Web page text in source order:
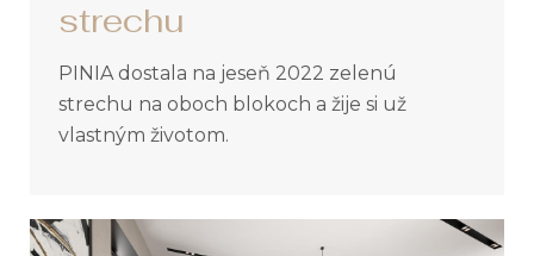
strechu
PINIA dostala na jeseň 2022 zelenú
strechu na oboch blokoch a žije si už
vlastným životom.